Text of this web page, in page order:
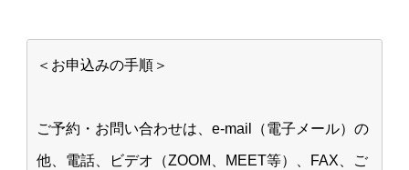
＜お申込みの手順＞
ご予約・お問い合わせは、e-mail（電子メール）の
他、電話、ビデオ（ZOOM、MEET等）、FAX、ご